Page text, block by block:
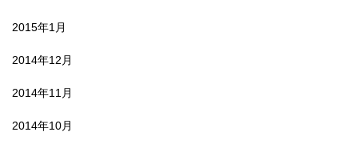
2015年1月
2014年12月
2014年11月
2014年10月